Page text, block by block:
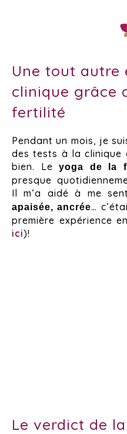
Une tout autre
clinique grâce
fertilité
Pendant un mois, je
des tests à la clinique
bien. Leyoga de la
presque
Il m’a aidé à me
apaisée, ancrée…
première expérience
ici)!
Le verdict de